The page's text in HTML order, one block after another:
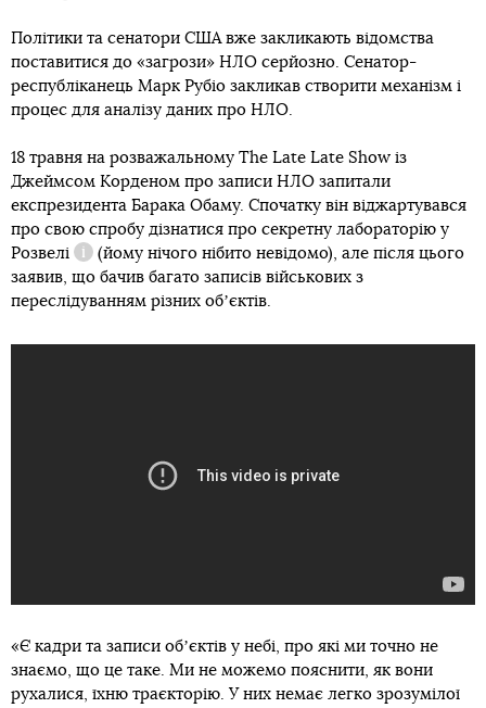
Політики та сенатори США вже закликають відомства
поставитися до «загрози» НЛО серйозно. Сенатор-
республіканець Марк Рубіо закликав створити механізм і
процес для аналізу даних про НЛО.
18 травня на розважальному The Late Late Show із
Джеймсом Корденом про записи НЛО запитали
експрезидента Барака Обаму. Спочатку він віджартувався
про свою спробу дізнатися про секретну лабораторію у
Розвелі
Довідка
(йому нічого нібито невідомо), але після цього
заявив, що бачив багато записів військових з
переслідуванням різних обʼєктів.
«Є кадри та записи обʼєктів у небі, про які ми точно не
знаємо, що це таке. Ми не можемо пояснити, як вони
рухалися, їхню траєкторію. У них немає легко зрозумілої